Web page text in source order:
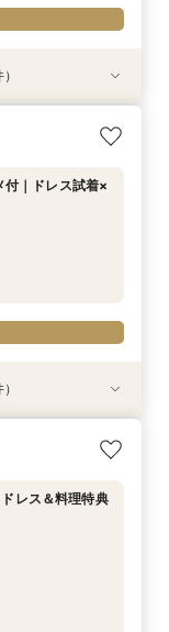
体感フェア*180
ザイナーズ空間×
場見学◆館内ま
選べるギフト×安
｜ドレス試着×
体感フェア*180
ザイナーズ空間×
場見学◆館内ま
選べるギフト×安
×大聖堂見学＼ド
レス＆料理特典